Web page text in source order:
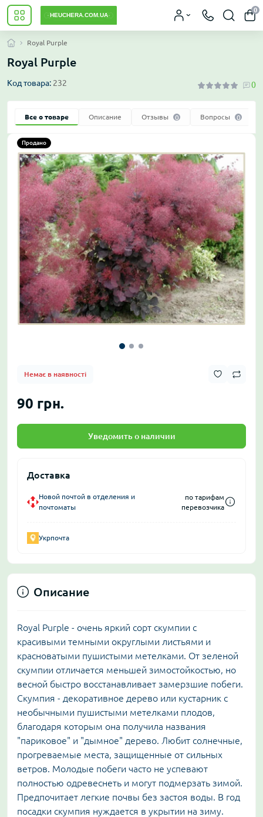
0
Royal Purple
Royal Purple
Код товара: 232 0
Все о товаре Описание Отзывы 0 Вопросы 0
Продано
Немає в наявності
90 грн.
Уведомить о наличии
Доставка
Новой почтой в отделения и
почтоматы
по тарифам
перевозчика
Укрпочта
Описание
Royal Purple - очень яркий сорт скумпии с
красивыми темными округлыми листьями и
красноватыми пушистыми метелками. От зеленой
скумпии отличается меньшей зимостойкостью, но
весной быстро восстанавливает замерзшие побеги.
Скумпия - декоративное дерево или кустарник с
необычными пушистыми метелками плодов,
благодаря которым она получила названия
"париковое" и "дымное" дерево. Любит солнечные,
прогреваемые места, защищенные от сильных
ветров. Молодые побеги часто не успевают
полностью одревеснеть и могут подмерзать зимой.
Предпочитает легкие почвы без застоя воды. В год
посадки скумпия нуждается в укрытии на зиму.